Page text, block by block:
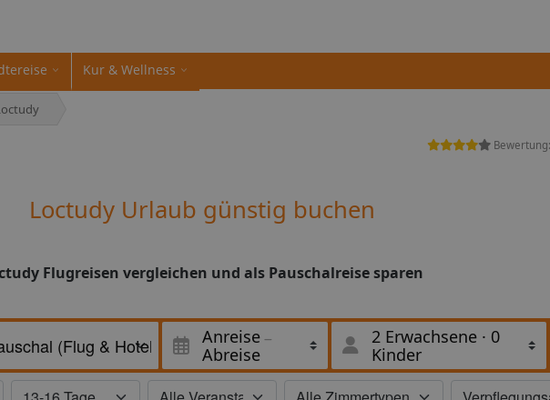
Kur & Wellness
Bewertung:
Loctudy Urlaub günstig buchen
Flugreisen vergleichen und als Pauschalreise sparen
Anreise
Abreise
2 Erwachsene · 0
Kinder